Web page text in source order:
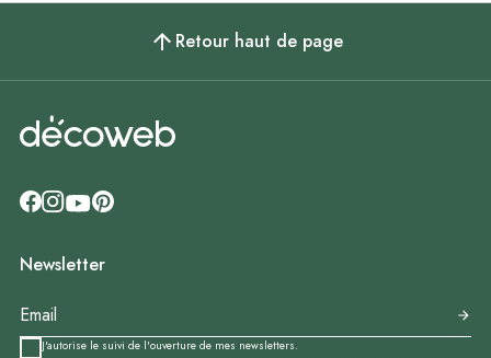
Retour haut de page
Newsletter
J'autorise le suivi de l'ouverture de mes newsletters.